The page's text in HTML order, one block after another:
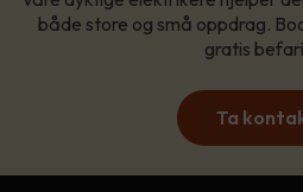
både store og små oppdrag.
gratis
Ta